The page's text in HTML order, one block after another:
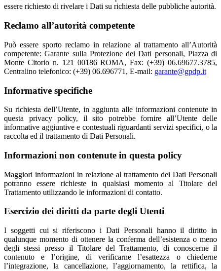
essere richiesto di rivelare i Dati su richiesta delle pubbliche autorità.
Reclamo all’autorità competente
Può essere sporto reclamo in relazione al trattamento all’Autorità
competente: Garante sulla Protezione dei Dati personali, Piazza di
Monte Citorio n. 121 00186 ROMA, Fax: (+39) 06.69677.3785,
Centralino telefonico: (+39) 06.696771, E-mail: garante@gpdp.it
Informative specifiche
Su richiesta dell’Utente, in aggiunta alle informazioni contenute in
questa privacy policy, il sito potrebbe fornire all’Utente delle
informative aggiuntive e contestuali riguardanti servizi specifici, o la
raccolta ed il trattamento di Dati Personali.
Informazioni non contenute in questa policy
Maggiori informazioni in relazione al trattamento dei Dati Personali
potranno essere richieste in qualsiasi momento al Titolare del
Trattamento utilizzando le informazioni di contatto.
Esercizio dei diritti da parte degli Utenti
I soggetti cui si riferiscono i Dati Personali hanno il diritto in
qualunque momento di ottenere la conferma dell’esistenza o meno
degli stessi presso il Titolare del Trattamento, di conoscerne il
contenuto e l’origine, di verificarne l’esattezza o chiederne
l’integrazione, la cancellazione, l’aggiornamento, la rettifica, la